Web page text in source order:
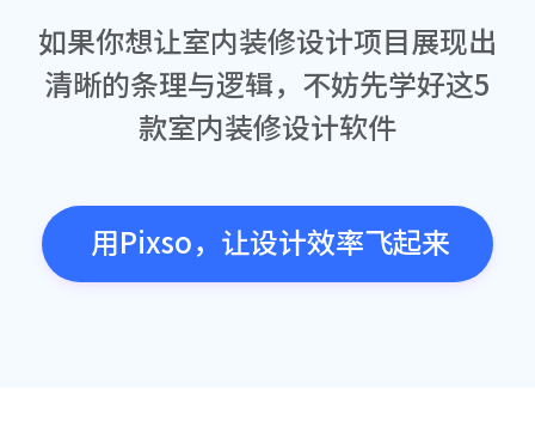
如果你想让室内装修设计项目展现出
清晰的条理与逻辑，不妨先学好这5
款室内装修设计软件
用Pixso，让设计效率飞起来